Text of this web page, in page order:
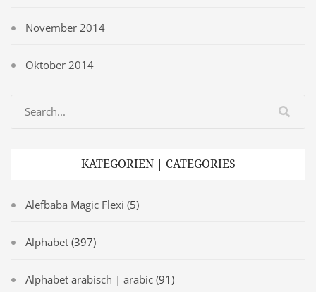
November 2014
Oktober 2014
KATEGORIEN | CATEGORIES
Alefbaba Magic Flexi (5)
Alphabet (397)
Alphabet arabisch | arabic (91)